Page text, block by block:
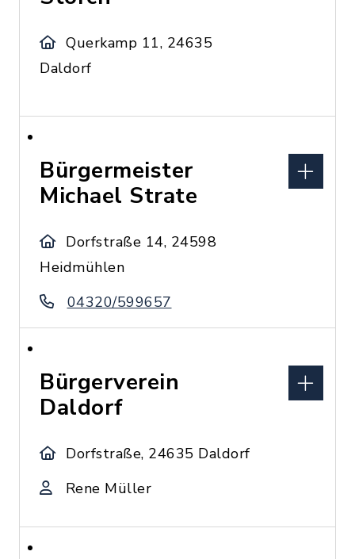
Querkamp 11, 24635
Daldorf
Bürgermeister
Michael Strate
Dorfstraße 14, 24598
Heidmühlen
04320/599657
Bürgerverein
Daldorf
Dorfstraße, 24635 Daldorf
Rene Müller